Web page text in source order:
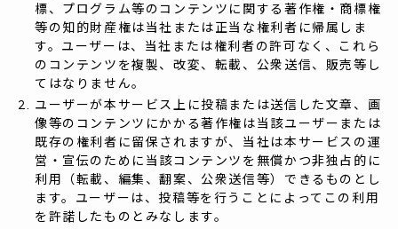
標、プログラム等のコンテンツに関する著作権・商標権
等の知的財産権は当社または正当な権利者に帰属しま
す。ユーザーは、当社または権利者の許可なく、これら
のコンテンツを複製、改変、転載、公衆送信、販売等し
てはなりません。
ユーザーが本サービス上に投稿または送信した文章、画
像等のコンテンツにかかる著作権は当該ユーザーまたは
既存の権利者に留保されますが、当社は本サービスの運
営・宣伝のために当該コンテンツを無償かつ非独占的に
利用（転載、編集、翻案、公衆送信等）できるものとし
ます。ユーザーは、投稿等を行うことによってこの利用
を許諾したものとみなします。